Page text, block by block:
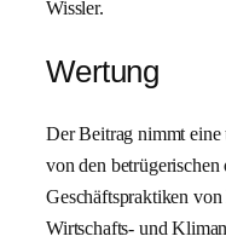
Wissler.
Wertung
Der Beitrag nimmt eine
von den
Geschäftspraktiken
Wirtschafts- und